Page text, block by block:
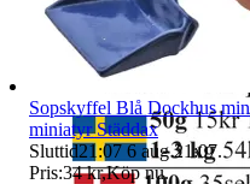
Sopskyffel Blå Dockhus
miniatyr Städdax
Sluttid21:07 6 aug 21:07.
Pris:34 kr,Köp nu.